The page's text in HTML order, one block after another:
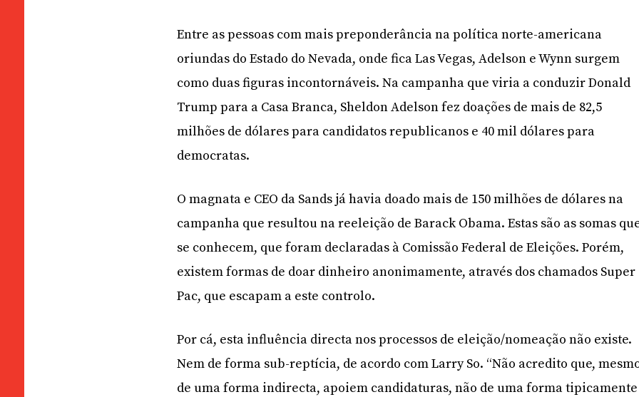
Entre as pessoas com mais preponderância na política norte-americana
oriundas do Estado do Nevada, onde fica Las Vegas, Adelson e Wynn surgem
como duas figuras incontornáveis. Na campanha que viria a conduzir Donald
Trump para a Casa Branca, Sheldon Adelson fez doações de mais de 82,5
milhões de dólares para candidatos republicanos e 40 mil dólares para
democratas.
O magnata e CEO da Sands já havia doado mais de 150 milhões de dólares na
campanha que resultou na reeleição de Barack Obama. Estas são as somas
se conhecem, que foram declaradas à Comissão Federal de Eleições. Porém,
existem formas de doar dinheiro anonimamente, através dos chamados Super
Pac, que escapam a este controlo.
Por cá, esta influência directa nos processos de eleição/nomeação não existe.
Nem de forma sub-reptícia, de acordo com Larry So. “Não acredito que,
de uma forma indirecta, apoiem candidaturas, não de uma forma tipicamente